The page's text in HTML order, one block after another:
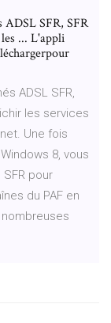
ADSL SFR, SFR
... L'appli
ADSL SFR,
les services
Une fois
8, vous
pour
du PAF en